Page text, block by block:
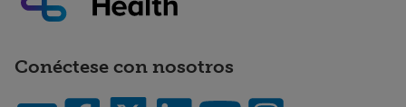
Conéctese con nosotros